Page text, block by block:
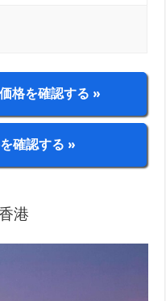
格を確認する »
確認する »
港